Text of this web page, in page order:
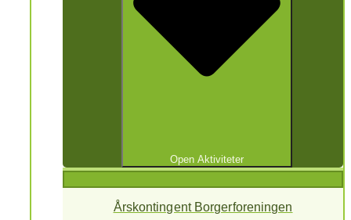
Open Aktiviteter
Årskontingent Borgerforeningen